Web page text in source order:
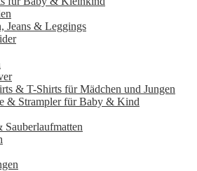
Jeans & Leggings
& T-Shirts für Mädchen und Jungen
& Strampler für Baby & Kind
Sauberlaufmatten